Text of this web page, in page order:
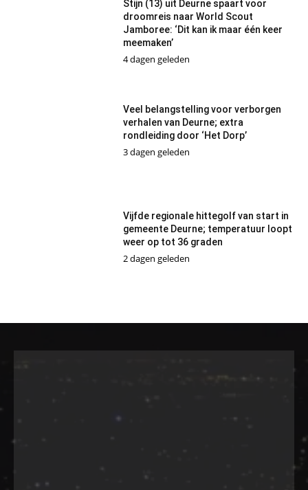
Stijn (13) uit Deurne spaart voor
droomreis naar World Scout
Jamboree: ‘Dit kan ik maar één keer
meemaken’
4 dagen geleden
Veel belangstelling voor verborgen
verhalen van Deurne; extra
rondleiding door ‘Het Dorp’
3 dagen geleden
Vijfde regionale hittegolf van start in
gemeente Deurne; temperatuur loopt
weer op tot 36 graden
2 dagen geleden